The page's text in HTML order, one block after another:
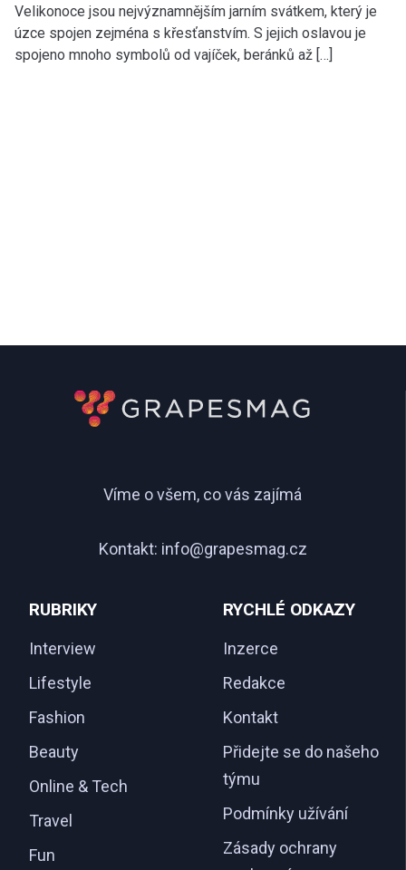
Velikonoce jsou nejvýznamnějším jarním svátkem, který je
úzce spojen zejména s křesťanstvím. S jejich oslavou je
spojeno mnoho symbolů od vajíček, beránků až […]
Víme o všem, co vás zajímá
Kontakt: info@grapesmag.cz
RUBRIKY
Interview
Lifestyle
Fashion
Beauty
Online & Tech
Travel
Fun
RYCHLÉ ODKAZY
Inzerce
Redakce
Kontakt
Přidejte se do našeho
týmu
Podmínky užívání
Zásady ochrany